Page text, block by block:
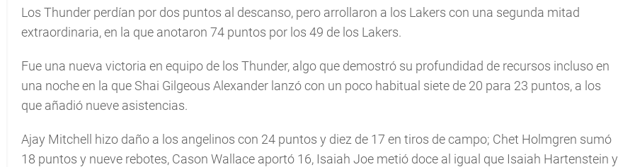
Los Thunder perdían por dos puntos al descanso, pero arrollaron a los Lakers con una segunda mitad
extraordinaria, en la que anotaron 74 puntos por los 49 de los Lakers.
Fue una nueva victoria en equipo de los Thunder, algo que demostró su profundidad de recursos incluso en
una noche en la que Shai Gilgeous Alexander lanzó con un poco habitual siete de 20 para 23 puntos, a los
que añadió nueve asistencias.
Ajay Mitchell hizo daño a los angelinos con 24 puntos y diez de 17 en tiros de campo; Chet Holmgren sumó
18 puntos y nueve rebotes, Cason Wallace aportó 16, Isaiah Joe metió doce al igual que Isaiah Hartenstein y